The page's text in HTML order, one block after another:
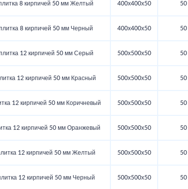
8 кирпичей 50 мм Желтый 400х400х50 50
8 кирпичей 50 мм Черный 400х400х50 50
12 кирпичей 50 мм Серый 500х500х50 50
12 кирпичей 50 мм Красный 500х500х50 50
12 кирпичей 50 мм Коричневый 500х500х50 50
12 кирпичей 50 мм Оранжевый 500х500х50 50
12 кирпичей 50 мм Желтый 500х500х50 50
12 кирпичей 50 мм Черный 500х500х50 50